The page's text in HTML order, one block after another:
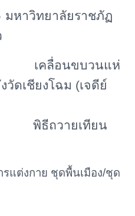
หาวิทยาลัยราชภัฏ
. เคลื่อนขบวนแห่
วัดเชียงโฉม (เจดีย์
. พิธีถวายเทียน
งกาย ชุดพื้นเมือง/ชุด